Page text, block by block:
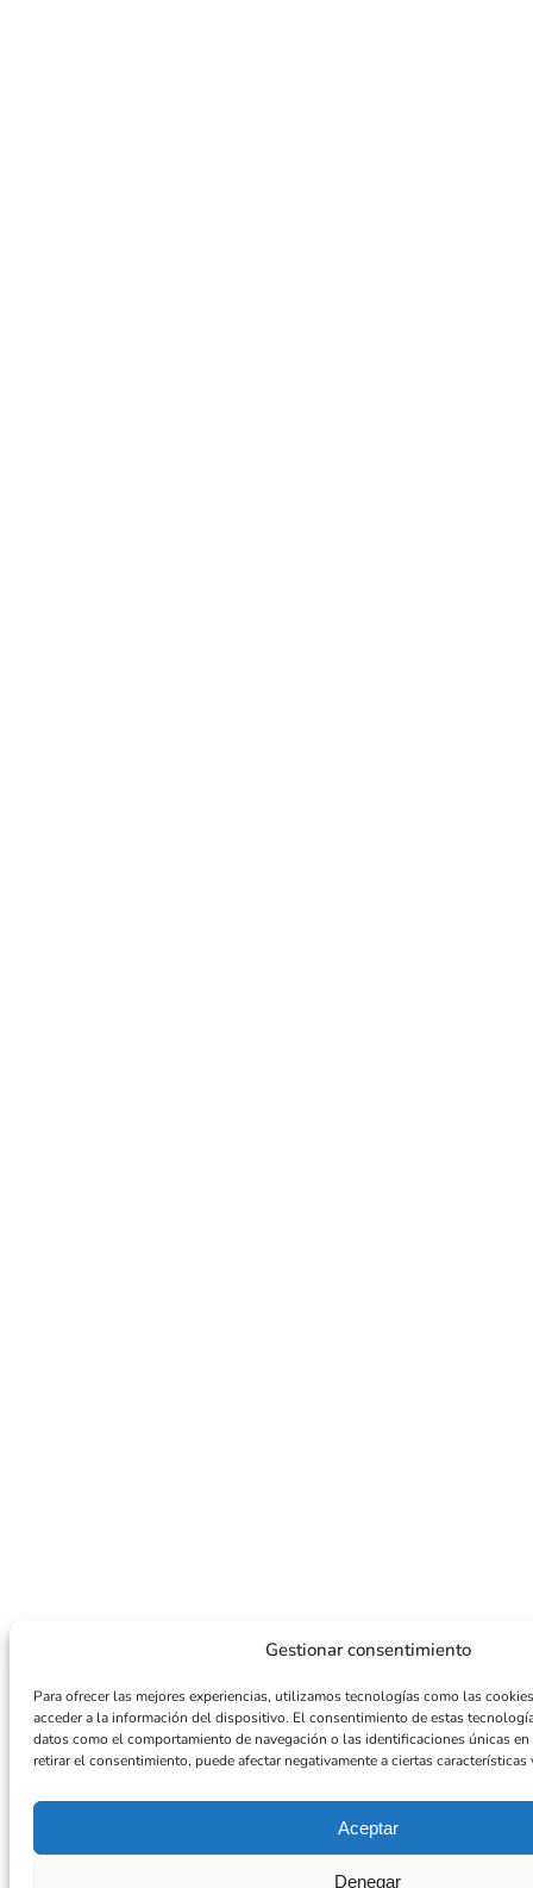
Gestionar consentimiento
Para ofrecer las mejores experiencias, utilizamos tecnologías como las
acceder a la información del dispositivo. El consentimiento de estas
datos como el comportamiento de navegación o las identificaciones únicas
retirar el consentimiento, puede afectar negativamente a ciertas
Aceptar
Denegar